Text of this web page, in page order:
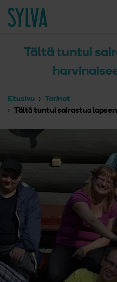
Tältä tuntui
Etusivu
Tarinat
Tältä tuntui sairastua